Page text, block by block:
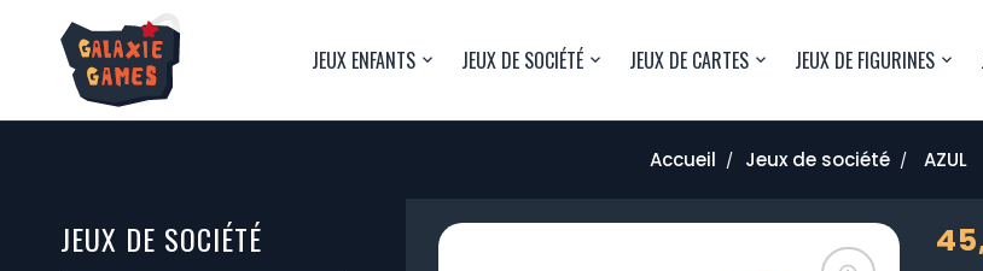
JEUX ENFANTS JEUX DE SOCIÉTÉ JEUX DE CARTES JEUX DE FIGURINES
Accueil Jeux de société AZUL
JEUX DE SOCIÉTÉ